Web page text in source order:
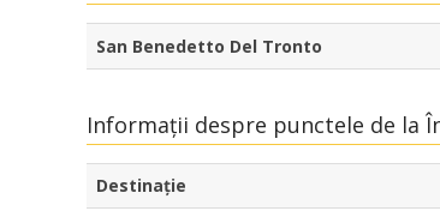
San Benedetto Del Tronto
Informații despre punctele de la
Destinaţie